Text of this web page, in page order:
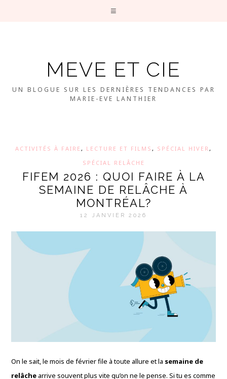
MEVE ET CIE
UN BLOGUE SUR LES DERNIÈRES TENDANCES PAR
MARIE-EVE LANTHIER
ACTIVITÉS À FAIRE, LECTURE ET FILMS , SPÉCIAL HIVER ,
SPÉCIAL RELÂCHE
FIFEM 2026 : QUOI FAIRE À LA
SEMAINE DE RELÂCHE À
MONTRÉAL?
12 JANVIER 2026
On le sait, le mois de février file à toute allure et la semaine de
relâche arrive souvent plus vite qu’on ne le pense. Si tu es comme